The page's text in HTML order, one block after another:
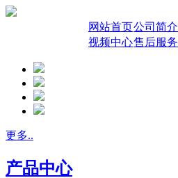
网站首页公司简介
视频中心售后服务
更多..
产品中心